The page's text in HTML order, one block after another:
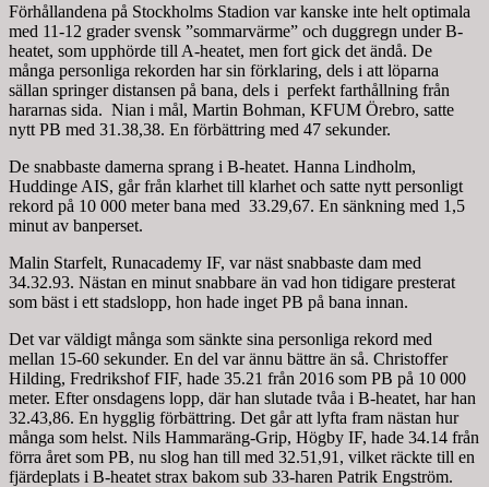
Förhållandena på Stockholms Stadion var kanske inte helt optimala
med 11-12 grader svensk ”sommarvärme” och duggregn under B-
heatet, som upphörde till A-heatet, men fort gick det ändå. De
många personliga rekorden har sin förklaring, dels i att löparna
sällan springer distansen på bana, dels i perfekt farthållning från
hararnas sida. Nian i mål, Martin Bohman, KFUM Örebro, satte
nytt PB med 31.38,38. En förbättring med 47 sekunder.
De snabbaste damerna sprang i B-heatet. Hanna Lindholm,
Huddinge AIS, går från klarhet till klarhet och satte nytt personligt
rekord på 10 000 meter bana med 33.29,67. En sänkning med 1,5
minut av banperset.
Malin Starfelt, Runacademy IF, var näst snabbaste dam med
34.32.93. Nästan en minut snabbare än vad hon tidigare presterat
som bäst i ett stadslopp, hon hade inget PB på bana innan.
Det var väldigt många som sänkte sina personliga rekord med
mellan 15-60 sekunder. En del var ännu bättre än så. Christoffer
Hilding, Fredrikshof FIF, hade 35.21 från 2016 som PB på 10 000
meter. Efter onsdagens lopp, där han slutade tvåa i B-heatet, har han
32.43,86. En hygglig förbättring. Det går att lyfta fram nästan hur
många som helst. Nils Hammaräng-Grip, Högby IF, hade 34.14 från
förra året som PB, nu slog han till med 32.51,91, vilket räckte till en
fjärdeplats i B-heatet strax bakom sub 33-haren Patrik Engström.